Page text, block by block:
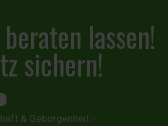
lassen!
sichern!
& Geborgenheit –